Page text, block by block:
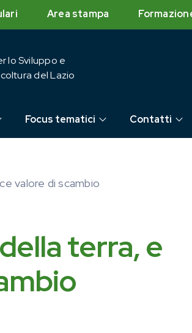
Area stampa
lo Sviluppo e
del Lazio
Focus tematici Contatti
valore di scambio
terra, e